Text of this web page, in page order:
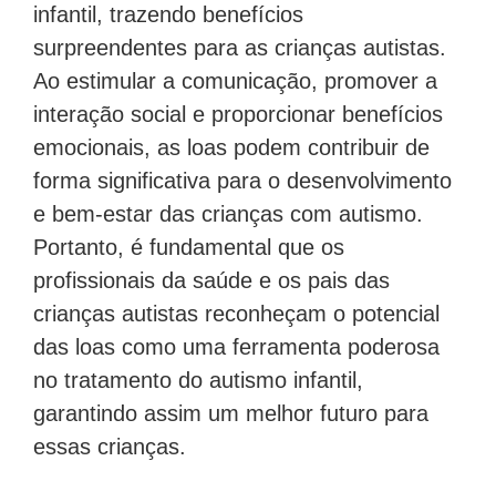
infantil, trazendo benefícios
surpreendentes para as crianças autistas.
Ao estimular a comunicação, promover a
interação social e proporcionar benefícios
emocionais, as loas podem contribuir de
forma significativa para o desenvolvimento
e bem-estar das crianças com autismo.
Portanto, é fundamental que os
profissionais da saúde e os pais das
crianças autistas reconheçam o potencial
das loas como uma ferramenta poderosa
no tratamento do autismo infantil,
garantindo assim um melhor futuro para
essas crianças.